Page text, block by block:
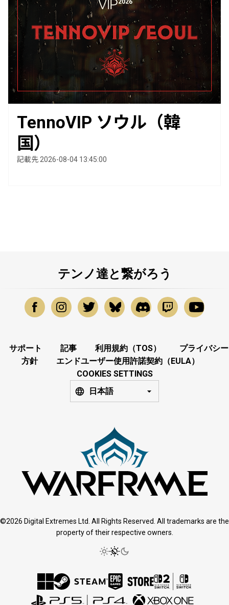
TennoVIP ソウル（韓
国）
記載先 2026-08-04 13:45:00
テンノ達と繋がろう
サポート 記事 利用規約（TOS）
プライバシー
方針
エンドユーザー使用許諾契約（EULA）
COOKIES SETTINGS
日本語
©2026 Digital Extremes Ltd. All Rights Reserved. All trademarks are the
property of their respective owners.